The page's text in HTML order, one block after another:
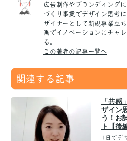
広告制作やブランディング
づくり事業でデザイン思考
ザイナーとして新規事業立
画でイノベーションにチャ
る。
この著者の記事一覧へ
関連する記事
「共感
ザイン
う！お
ト【後
1日でデ